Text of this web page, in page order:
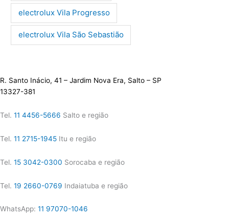
electrolux Vila Progresso
electrolux Vila São Sebastião
R. Santo Inácio, 41 – Jardim Nova Era, Salto – SP
13327-381
Tel. 11 4456-5666 Salto e região
Tel. 11 2715-1945 Itu e região
Tel. 15 3042-0300 Sorocaba e região
Tel. 19 2660-0769 Indaiatuba e região
WhatsApp: 11 97070-1046